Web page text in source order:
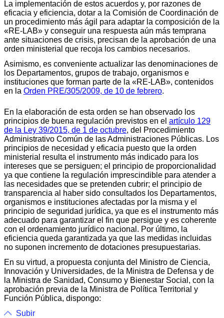
La implementación de estos acuerdos y, por razones de
eficacia y eficiencia, dotar a la Comisión de Coordinación de
un procedimiento más ágil para adaptar la composición de la
«RE-LAB» y conseguir una respuesta aún más temprana
ante situaciones de crisis, precisan de la aprobación de una
orden ministerial que recoja los cambios necesarios.
Asimismo, es conveniente actualizar las denominaciones de
los Departamentos, grupos de trabajo, organismos e
instituciones que forman parte de la «RE-LAB», contenidos
en la Orden PRE/305/2009, de 10 de febrero.
En la elaboración de esta orden se han observado los
principios de buena regulación previstos en el artículo 129
de la Ley 39/2015, de 1 de octubre, del Procedimiento
Administrativo Común de las Administraciones Públicas. Los
principios de necesidad y eficacia puesto que la orden
ministerial resulta el instrumento más indicado para los
intereses que se persiguen; el principio de proporcionalidad
ya que contiene la regulación imprescindible para atender a
las necesidades que se pretenden cubrir; el principio de
transparencia al haber sido consultados los Departamentos,
organismos e instituciones afectadas por la misma y el
principio de seguridad jurídica, ya que es el instrumento más
adecuado para garantizar el fin que persigue y es coherente
con el ordenamiento jurídico nacional. Por último, la
eficiencia queda garantizada ya que las medidas incluidas
no suponen incremento de dotaciones presupuestarias.
En su virtud, a propuesta conjunta del Ministro de Ciencia,
Innovación y Universidades, de la Ministra de Defensa y de
la Ministra de Sanidad, Consumo y Bienestar Social, con la
aprobación previa de la Ministra de Política Territorial y
Función Pública, dispongo:
Subir